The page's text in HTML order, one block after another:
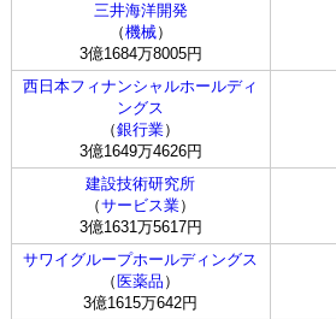
三井海洋開発
（機械）
3億1684万8005円
西日本フィナンシャルホールディ
ングス
（銀行業）
3億1649万4626円
建設技術研究所
（サービス業）
3億1631万5617円
サワイグループホールディングス
（ 医薬品 ）
3億1615万642円